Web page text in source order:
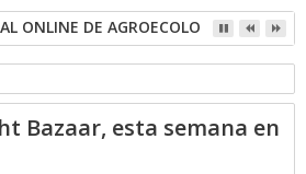
ONLINE DE AGROECOLOGÍA
Consumo responsable
semana en Guayaquil.
Bazaar, esta semana en